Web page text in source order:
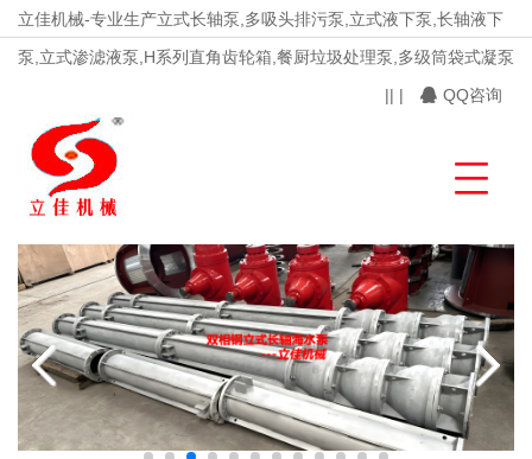
立佳机械-专业生产立式长轴泵,多吸头排污泵,立式液下泵,长轴液下
泵,立式渗滤液泵,H系列直角齿轮箱,餐厨垃圾处理泵,多级筒袋式凝泵
|| | QQ咨询